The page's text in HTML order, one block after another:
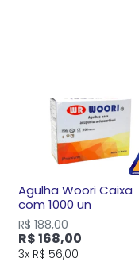
Agulha Woori Caixa
com 1000 un
R$ 188,00
R$ 168,00
3x R$ 56,00